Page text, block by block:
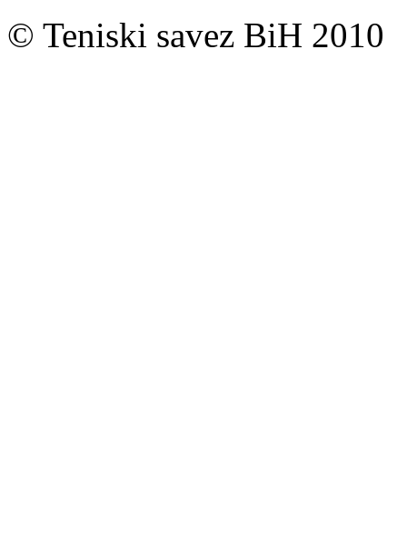
© Teniski savez BiH 2010